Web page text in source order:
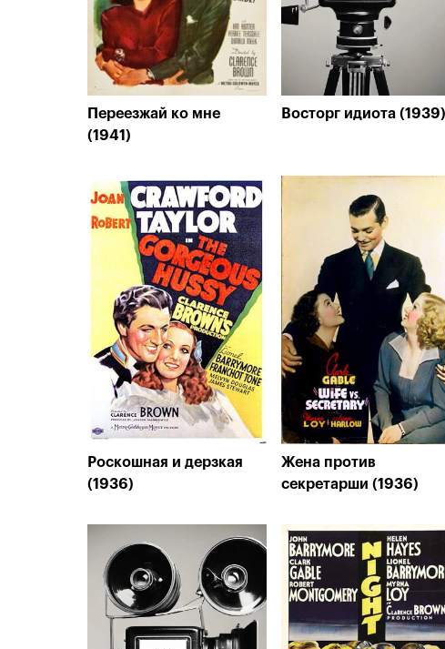
Переезжай ко мне
(1941)
Восторг идиота (1939)
Роскошная и дерзкая
(1936)
Жена против
секретарши (1936)